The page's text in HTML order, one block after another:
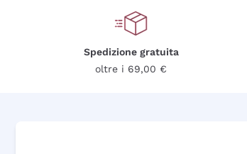
Spedizione gratuita
oltre i 69,00 €